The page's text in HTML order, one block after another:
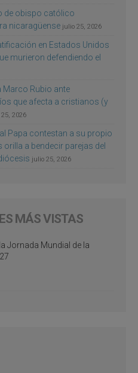
de obispo católico
nicaragüense julio 25, 2026
en Estados Unidos
murieron defendiendo el
Marco Rubio ante
que afecta a cristianos (y
2026
Papa contestan a su propio
a bendecir parejas del
julio 25, 2026
MÁS VISTAS
Jornada Mundial de la